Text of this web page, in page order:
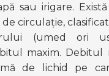
sau irigare.
circulație,
(umed ori
maxim. Debitul
de lichid pe